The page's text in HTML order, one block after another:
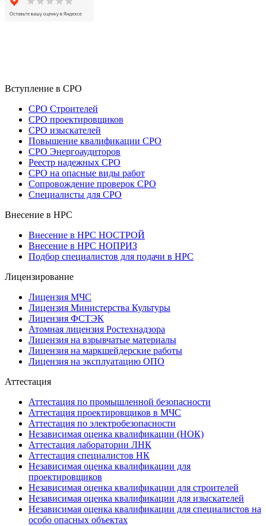
Вступление в СРО
СРО Строителей
СРО проектировщиков
СРО изыскателей
Повышение квалификации СРО
СРО Энергоаудиторов
Реестр надежных СРО
СРО на опасные виды работ
Сопровождение проверок СРО
Специалисты для СРО
Внесение в НРС
Внесение в НРС НОСТРОЙ
Внесение в НРС НОПРИЗ
Подбор специалистов для подачи в НРС
Лицензирование
Лицензия МЧС
Лицензия Министерства Культуры
Лицензия ФСТЭК
Атомная лицензия Ростехнадзора
Лицензия на взрывчатые материалы
Лицензия на маркшейдерские работы
Лицензия на эксплуатацию ОПО
Аттестация
Аттестация по промышленной безопасности
Аттестация проектировщиков в МЧС
Аттестация по электробезопасности
Независимая оценка квалификации (НОК)
Аттестация лаборатории ЛНК
Аттестация специалистов НК
Независимая оценка квалификации для
проектировщиков
Независимая оценка квалификации для строителей
Независимая оценка квалификации для изыскателей
Независимая оценка квалификации для специалистов на
особо опасных объектах